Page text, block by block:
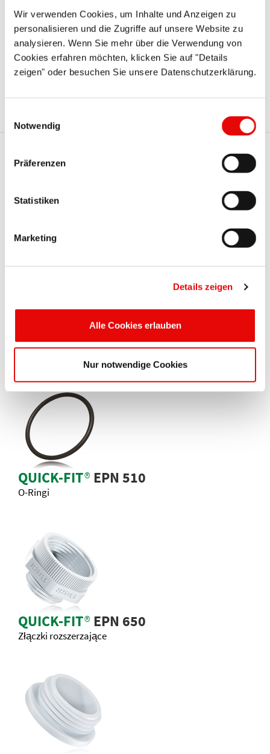
Wir verwenden Cookies, um Inhalte und Anzeigen zu
personalisieren und die Zugriffe auf unsere Website zu
analysieren. Wenn Sie mehr über die Verwendung von
Cookies erfahren möchten, klicken Sie auf "Details
zeigen" oder besuchen Sie unsere Datenschutzerklärung.
Notwendig
Präferenzen
Statistiken
Marketing
Details zeigen
Alle Cookies erlauben
Nur notwendige Cookies
kolory naszych standardowych serii produktów.
Dostawa:
Zamówienia, które otrzymamy przed południem, mogą
zostać wysłane tego samego dnia, korzystając ze
Te serie Protec mogą Cię
również zainteresować
®EPN 250
Dławnice kablowe
QUICK-FIT®EPN 510
O-Ringi
QUICK-FIT®EPN 650
Złączki rozszerzające